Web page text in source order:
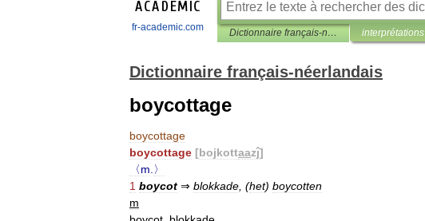
fr-academic.com Dictionnaire français-néerlandais interprétations
Dictionnaire français-néerlandais
boycottage
boycottage
boycottage [bojkottaazĵ]
〈m 〉
1 boycot ⇒ blokkade , (het) boycotten
m